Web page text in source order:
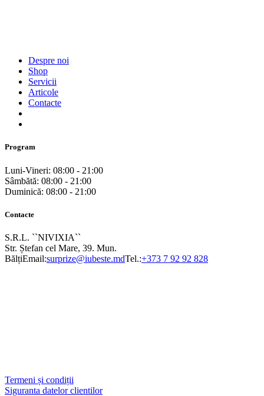
Despre noi
Shop
Servicii
Articole
Contacte
Program
Luni-Vineri: 08:00 - 21:00
Sâmbătă: 08:00 - 21:00
Duminică: 08:00 - 21:00
Contacte
S.R.L. ``NIVIXIA``
Str. Ștefan cel Mare, 39. Mun.
BălțiEmail:surprize@iubeste.mdTel.:+373 7 92 92 828
Termeni și condiții
Siguranta datelor clientilor